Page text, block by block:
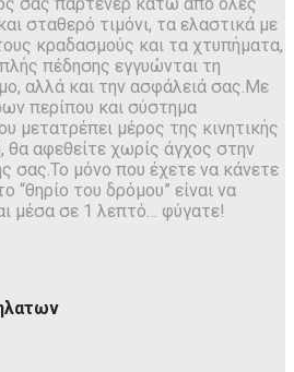
σταθερό τιμόνι, τα ελαστικά με
κραδασμούς και τα χτυπήματα,
πέδησης εγγυώνται τη
αλλά και την ασφάλειά σας.Με
περίπου και σύστημα
μετατρέπει μέρος της κινητικής
θα αφεθείτε χωρίς άγχος στην
σας.Το μόνο που έχετε να κάνετε
“θηρίο του δρόμου” είναι να
μέσα σε 1 λεπτό… φύγατε!